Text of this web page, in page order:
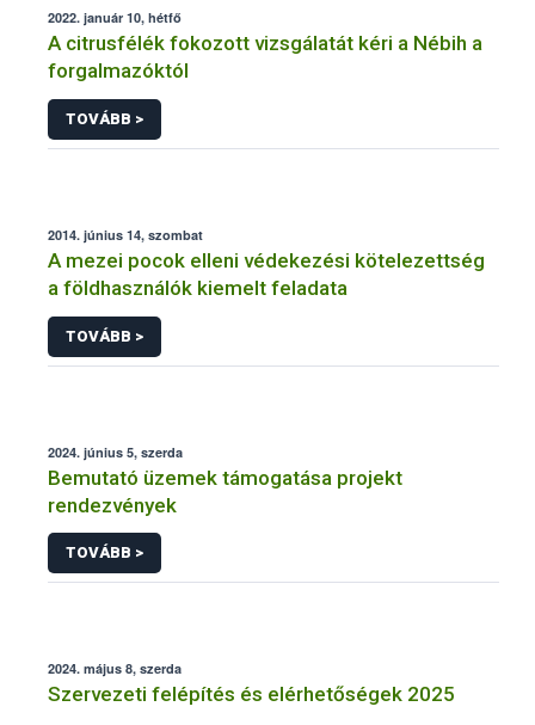
2022. január 10, hétfő
A citrusfélék fokozott vizsgálatát kéri a Nébih a
forgalmazóktól
TOVÁBB >
2014. június 14, szombat
A mezei pocok elleni védekezési kötelezettség
a földhasználók kiemelt feladata
TOVÁBB >
2024. június 5, szerda
Bemutató üzemek támogatása projekt
rendezvények
TOVÁBB >
2024. május 8, szerda
Szervezeti felépítés és elérhetőségek 2025